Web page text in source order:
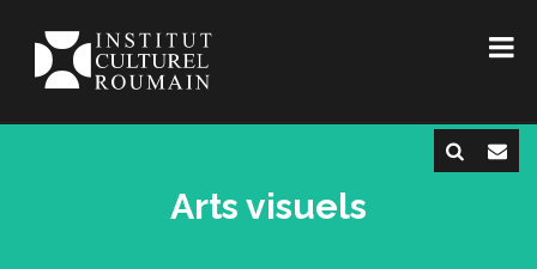
Arts visuels